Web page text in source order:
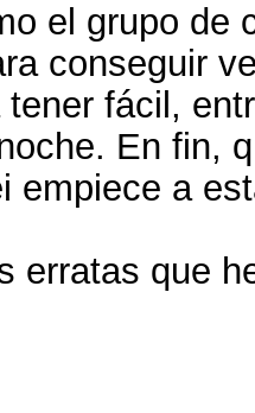
el grupo de
conseguir
fácil,
En fin,
empiece a
erratas que